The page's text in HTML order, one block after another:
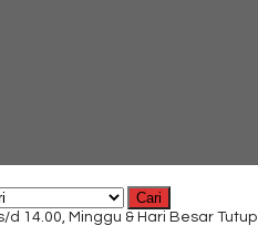
Cari
d 14.00, Minggu & Hari Besar Tutup